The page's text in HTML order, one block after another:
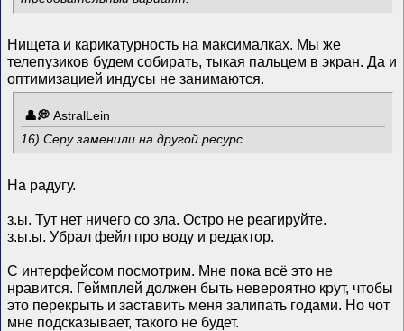
Нищета и карикатурность на максималках. Мы же
телепузиков будем собирать, тыкая пальцем в экран. Да и
оптимизацией индусы не занимаются.
AstralLein
16) Серу заменили на другой ресурс.
На радугу.
з.ы. Тут нет ничего со зла. Остро не реагируйте.
з.ы.ы. Убрал фейл про воду и редактор.
С интерфейсом посмотрим. Мне пока всё это не
нравится. Геймплей должен быть невероятно крут, чтобы
это перекрыть и заставить меня залипать годами. Но чот
мне подсказывает, такого не будет.